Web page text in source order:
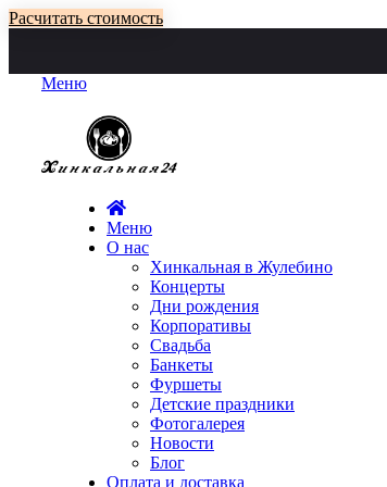
Расчитать стоимость
Меню
Меню
О нас
Хинкальная в Жулебино
Концерты
Дни рождения
Корпоративы
Свадьба
Банкеты
Фуршеты
Детские праздники
Фотогалерея
Новости
Блог
Оплата и доставка